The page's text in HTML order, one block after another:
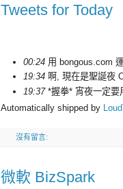
Tweets for Today
00:24 用 bongous.com
19:34 啊, 現在是聖誕夜
19:37*握拳* 宵夜一定要
Automatically shipped by
沒有留言:
微軟 BizSpark